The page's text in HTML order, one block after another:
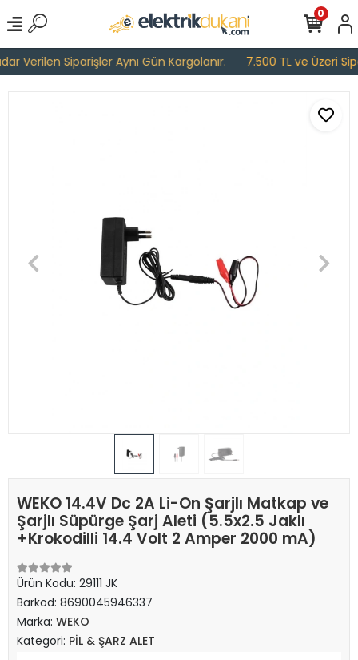
Verilen Siparişler Aynı Gün Kargolanır. 7.500 TL ve Üzeri
0
WEKO 14.4V Dc 2A Li-On Şarjlı Matkap ve
Şarjlı Süpürge Şarj Aleti (5.5x2.5 Jaklı
+Krokodilli 14.4 Volt 2 Amper 2000 mA)
Ürün Kodu: 29111 JK
Barkod: 8690045946337
Marka: WEKO
Kategori: PİL & ŞARZ ALET